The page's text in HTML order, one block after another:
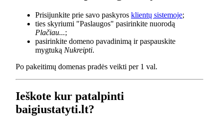
Prisijunkite prie savo paskyros klientų sistemoje;
ties skyriumi "Paslaugos" pasirinkite nuorodą
Plačiau...;
pasirinkite domeno pavadinimą ir paspauskite
mygtuką Nukreipti.
Po pakeitimų domenas pradės veikti per 1 val.
Ieškote kur patalpinti
baigiustatyti.lt?